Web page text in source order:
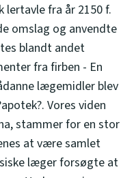
lertavle fra år 2150 f.
omslag og anvendte
blandt andet
fra firben - En
lægemidler blev
Vores viden
stammer for en stor
at være samlet
læger forsøgte at